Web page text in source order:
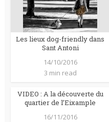
Les lieux dog-friendly dans
Sant Antoni
14/10/2016
3 min read
VIDEO : A la découverte du
quartier de l’Eixample
16/11/2016